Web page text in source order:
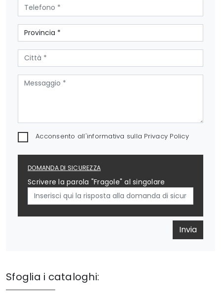
Acconsento all'informativa sulla Privacy Policy
DOMANDA DI SICUREZZA
Scrivere la parola "Fragole" al singolare
Invia
Sfoglia i cataloghi: